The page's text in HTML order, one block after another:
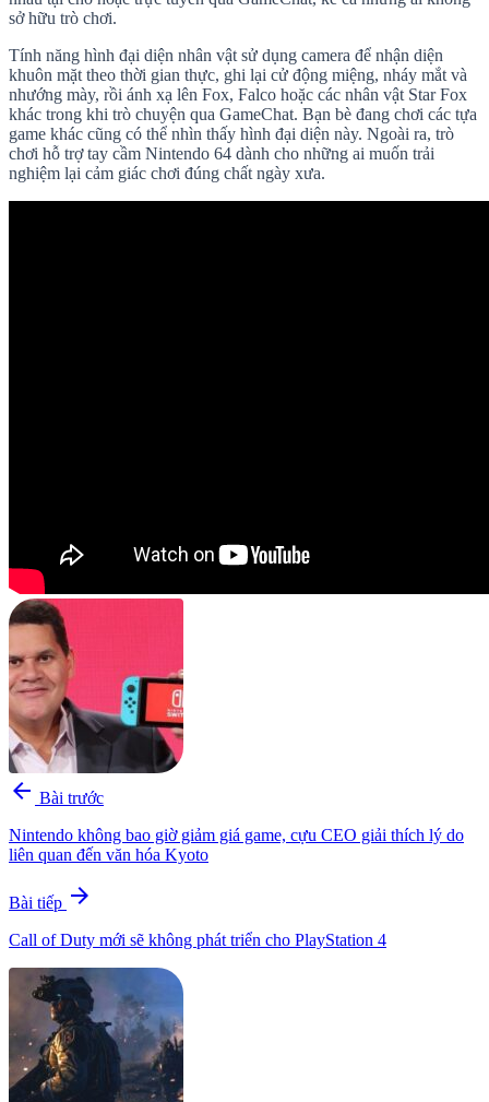
sở hữu trò chơi.
Tính năng hình đại diện nhân vật sử dụng camera để nhận diện
khuôn mặt theo thời gian thực, ghi lại cử động miệng, nháy mắt và
nhướng mày, rồi ánh xạ lên Fox, Falco hoặc các nhân vật Star Fox
khác trong khi trò chuyện qua GameChat. Bạn bè đang chơi các tựa
game khác cũng có thể nhìn thấy hình đại diện này. Ngoài ra, trò
chơi hỗ trợ tay cầm Nintendo 64 dành cho những ai muốn trải
nghiệm lại cảm giác chơi đúng chất ngày xưa.
arrow_back Bài trước
Nintendo không bao giờ giảm giá game, cựu CEO giải thích lý do
liên quan đến văn hóa Kyoto
Bài tiếp arrow_forward
Call of Duty mới sẽ không phát triển cho PlayStation 4